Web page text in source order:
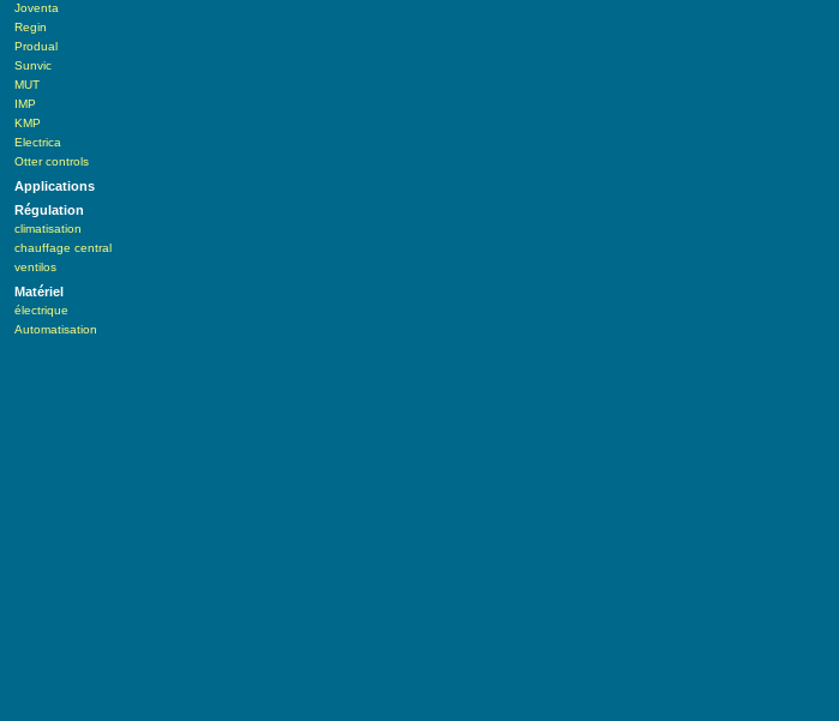
Joventa
Regin
Produal
Sunvic
MUT
IMP
KMP
Electrica
Otter controls
Applications
Régulation
climatisation
chauffage central
ventilos
Matériel
électrique
Automatisation